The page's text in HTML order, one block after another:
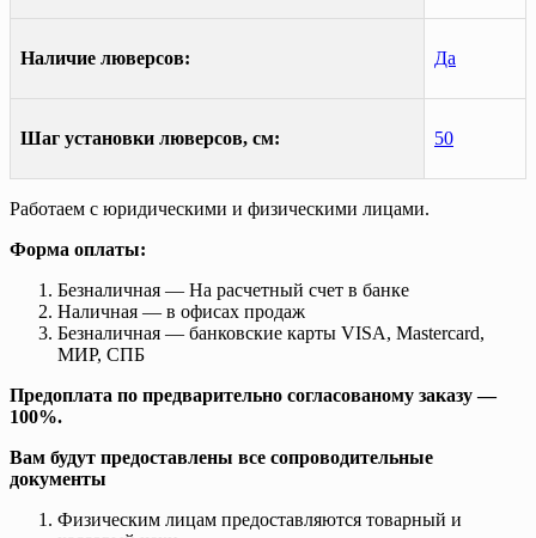
Наличие люверсов: Да
Шаг установки люверсов, см: 50
Работаем с юридическими и физическими лицами.
Форма оплаты:
Безналичная — На расчетный счет в банке
Наличная — в офисах продаж
Безналичная — банковские карты VISA, Mastercard,
МИР, СПБ
Предоплата по предварительно согласованому заказу —
100%.
Вам будут предоставлены все сопроводительные
документы
Физическим лицам предоставляются товарный и